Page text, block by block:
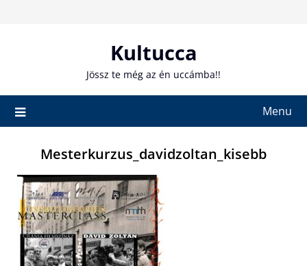
Kultucca
Jössz te még az én uccámba!!
Menu
Mesterkurzus_davidzoltan_kisebb